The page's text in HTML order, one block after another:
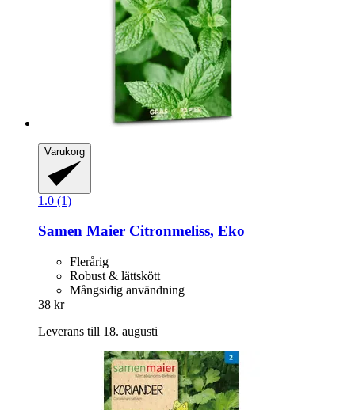
Varukorg
1.0 (1)
Samen Maier Citronmeliss, Eko
Flerårig
Robust & lättskött
Mångsidig användning
38 kr
Leverans till 18. augusti